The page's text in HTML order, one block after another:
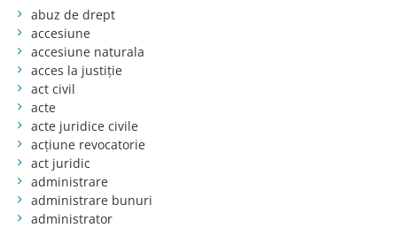
abuz de drept
accesiune
accesiune naturala
acces la justiție
act civil
acte
acte juridice civile
acțiune revocatorie
act juridic
administrare
administrare bunuri
administrator